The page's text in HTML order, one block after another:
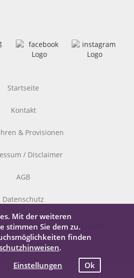
Startseite
Kontakt
& Provisionen
/ Disclaimer
AGB
Datenschutz
– alle Rechte vorbehalten
Mit der weiteren
stimmen Sie dem zu.
finden
.
Einstellungen
Ok